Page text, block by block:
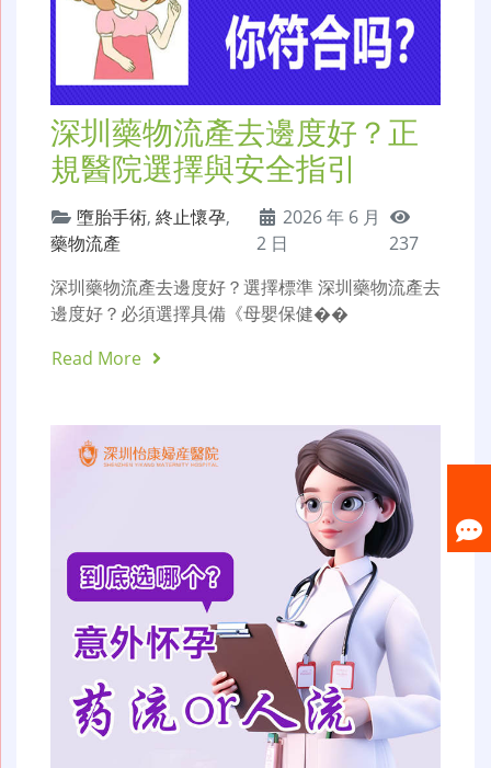
深圳藥物流產去邊度好？正
規醫院選擇與安全指引
墮胎手術, 終止懷孕,
藥物流產
2026 年 6 月
2 日
237
深圳藥物流產去邊度好？選擇標準 深圳藥物流產去
邊度好？必須選擇具備《母嬰保健��
Read More